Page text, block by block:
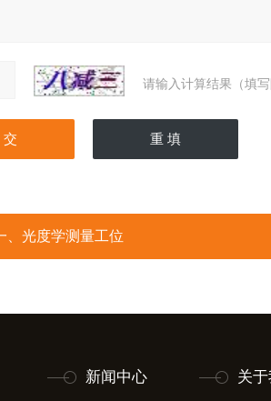
请输入计算结果（填
、光度学测量工位
新闻中心 关